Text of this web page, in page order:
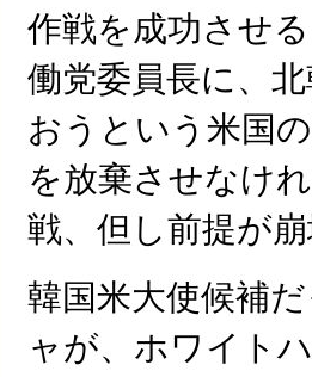
作戦を成功させ
働党委員長に、
おうという米国
を放棄させなけ
戦、但し前提が
韓国米大使候補
ャが、ホワイト